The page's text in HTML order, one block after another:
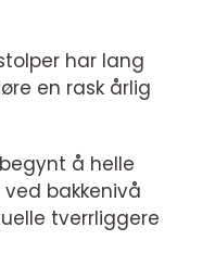
har lang
en rask årlig
å helle
ved bakkenivå
tverrliggere